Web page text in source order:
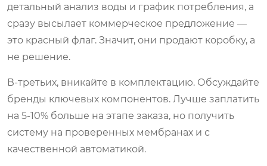
детальный анализ воды и график потребления, а
сразу высылает коммерческое предложение —
это красный флаг. Значит, они продают коробку, а
не решение.
В-третьих, вникайте в комплектацию. Обсуждайте
бренды ключевых компонентов. Лучше заплатить
на 5-10% больше на этапе заказа, но получить
систему на проверенных мембранах и с
качественной автоматикой.